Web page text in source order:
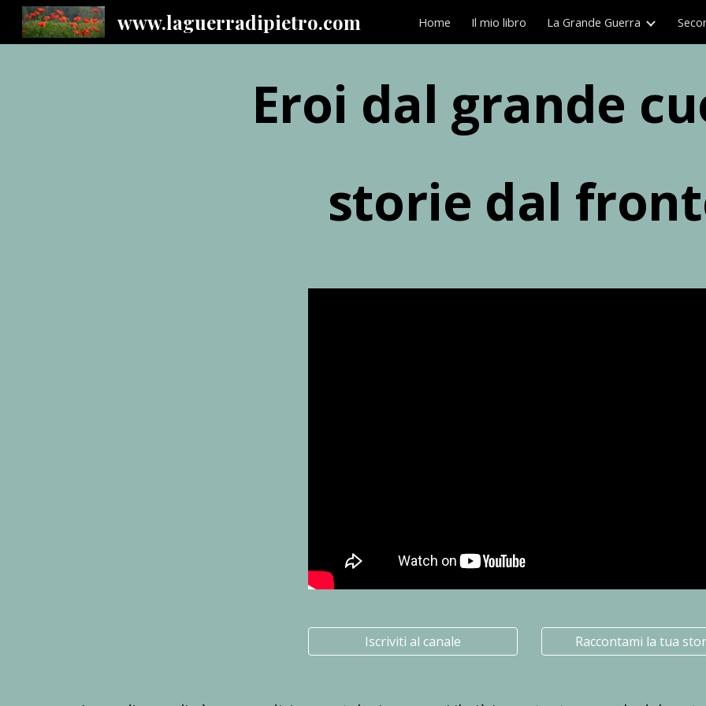
Skip to main content Skip to
www.laguerradipietro.com Home Il mio libro La Grande Guerra
Eroi dal grande
storie dal
Iscriviti al canale Raccontami la tua